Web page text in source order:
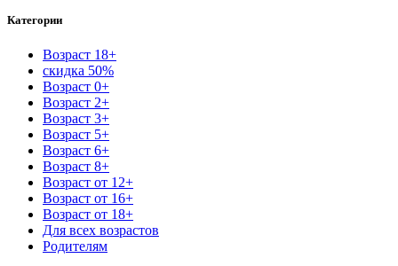
Категории
Возраст 18+
скидка 50%
Возраст 0+
Возраст 2+
Возраст 3+
Возраст 5+
Возраст 6+
Возраст 8+
Возраст от 12+
Возраст от 16+
Возраст от 18+
Для всех возрастов
Родителям